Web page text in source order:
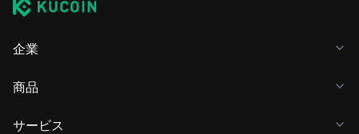
企業
商品
サービス